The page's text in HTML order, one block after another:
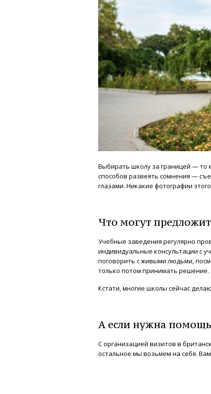
Выбирать школу за границей — то
способов развеять сомнения —
глазами. Никакие фотографии
Что могут
Учебные заведения регулярно
индивидуальные консультации с
поговорить с живыми людьми,
только потом принимать решение.
Кстати, многие школы сейчас
А если нужна помощь
С организацией визитов в
остальное мы возьмем на себя.